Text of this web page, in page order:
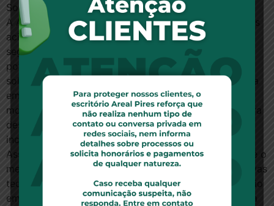
Sobre a ACS
A ACS Incorporadora é uma empresa controlada pelos
acionistas do Grupo EMS Pharma, que atua no
segmento de Incorporação Imobiliária, de grande
potencial de crescimento no país, desenvolvendo
soluções de imóveis nos diversos padrões. Localizada
em Campinas, a ACS faz uso do conceito de
modernidade com sustentabilidade e criatividade, para
desenvolver soluções de projetos, construções e
incorporações.
Assumindo um forte compromisso com a sociedade e o
meio ambiente, a ACS tem buscado intensamente novas
tecnologias. Os serviços prestados pela empresa estão
em constante evolução, com foco na maximização da